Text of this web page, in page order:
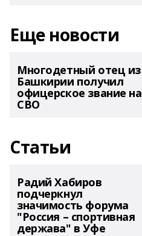
Еще новости
Многодетный отец из
Башкирии получил
офицерское звание на
СВО
Статьи
Радий Хабиров
подчеркнул
значимость форума
"Россия – спортивная
держава" в Уфе